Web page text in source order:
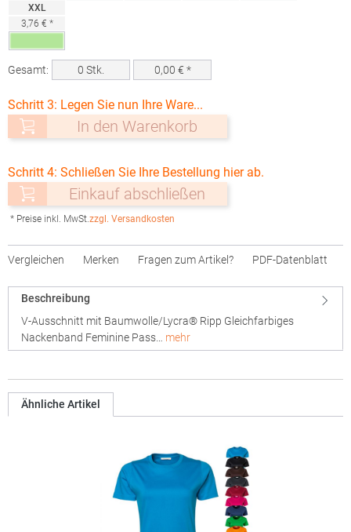
XXL
3,76 € *
Gesamt: 0 Stk. 0,00 € *
Schritt 3: Legen Sie nun Ihre Ware...
In den Warenkorb
Schritt 4: Schließen Sie Ihre Bestellung hier ab.
Einkauf abschließen
* Preise inkl. MwSt.zzgl. Versandkosten
Vergleichen Merken Fragen zum Artikel? PDF-Datenblatt
Beschreibung
V-Ausschnitt mit Baumwolle/Lycra® Ripp Gleichfarbiges
Nackenband Feminine Pass… mehr
Ähnliche Artikel